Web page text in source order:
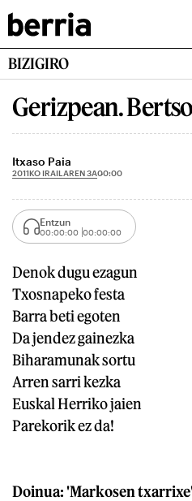
BIZIGIRO
Gerizpean.
Itxaso Paia
2011KO IRAILAREN 3A00:00
Entzun
00:00:00 00:00:00
Denok dugu ezagun
Txosnapeko festa
Barra beti egoten
Da jendez gainezka
Biharamunak sortu
Arren sarri kezka
Euskal Herriko jaien
Parekorik ez da!
Doinua: 'Markosen